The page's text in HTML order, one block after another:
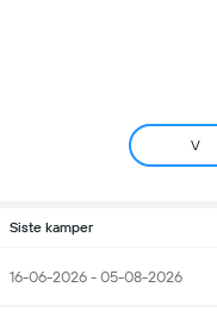
V
Siste kamper
16-06-2026 - 05-08-2026